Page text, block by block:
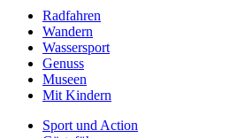
Radfahren
Wandern
Wassersport
Genuss
Museen
Mit Kindern
Sport und Action